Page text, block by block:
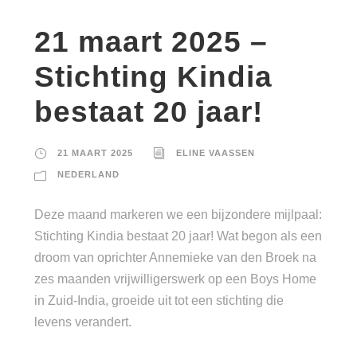
21 maart 2025 –
Stichting Kindia
bestaat 20 jaar!
21 MAART 2025 ELINE VAASSEN
NEDERLAND
Deze maand markeren we een bijzondere mijlpaal:
Stichting Kindia bestaat 20 jaar! Wat begon als een
droom van oprichter Annemieke van den Broek na
zes maanden vrijwilligerswerk op een Boys Home
in Zuid-India, groeide uit tot een stichting die
levens verandert.